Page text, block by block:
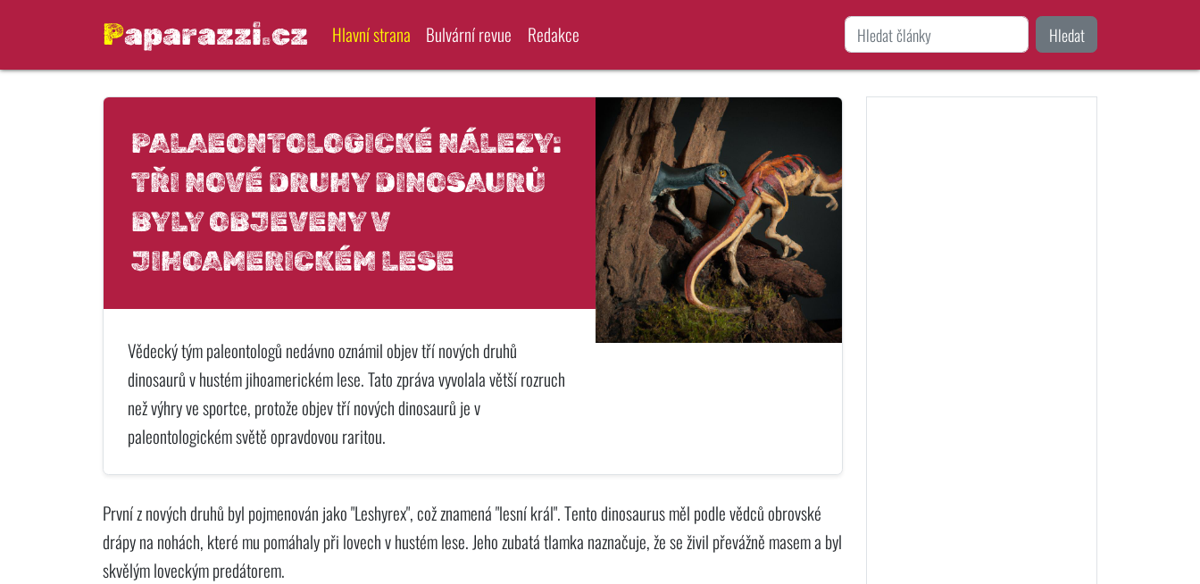
Paparazzi.cz Hlavní strana Bulvární revue Redakce Hledat
PALAEONTOLOGICKÉ NÁLEZY:
TŘI NOVÉ DRUHY DINOSAURŮ
BYLY OBJEVENY V
JIHOAMERICKÉM LESE
Vědecký tým paleontologů nedávno oznámil objev tří nových druhů
dinosaurů v hustém jihoamerickém lese. Tato zpráva vyvolala větší rozruch
než výhry ve sportce, protože objev tří nových dinosaurů je v
paleontologickém světě opravdovou raritou.
První z nových druhů byl pojmenován jako "Leshyrex", což znamená "lesní král". Tento dinosaurus měl podle vědců obrovské
drápy na nohách, které mu pomáhaly při lovech v hustém lese. Jeho zubatá tlamka naznačuje, že se živil převážně masem a byl
skvělým loveckým predátorem.